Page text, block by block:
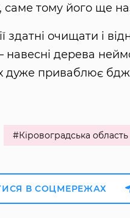
саме тому його ще
здатні очищати і
дерева
дуже приваблює
#Кіровоградська область
В СОЦМЕРЕЖАХ